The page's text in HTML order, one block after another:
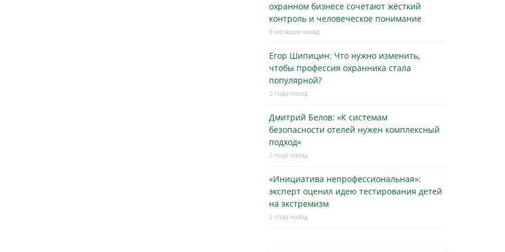
охранном бизнесe сочетают жёсткий
контроль и человеческое понимание
9 месяцев назад
Егор Шипицин: Что нужно изменить,
чтобы профессия охранника стала
популярной?
2 года назад
Дмитрий Белов: «К системам
безопасности отелей нужен комплексный
подход»
2 года назад
«Инициатива непрофессиональная»:
эксперт оценил идею тестирования детей
на экстремизм
2 года назад